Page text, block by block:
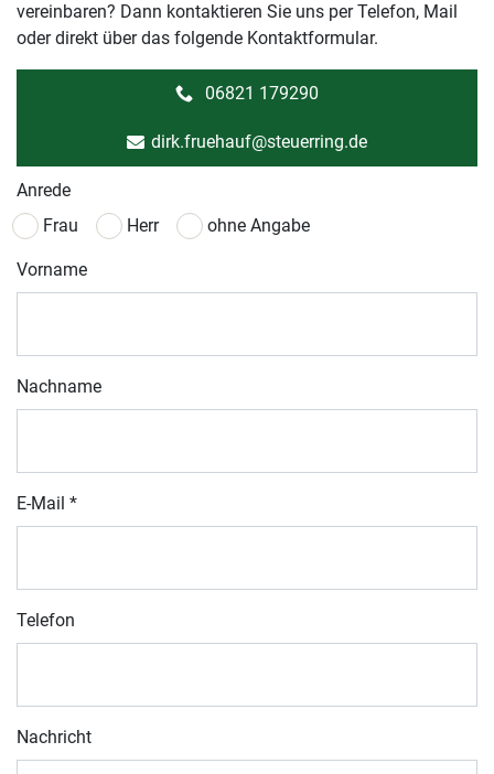
vereinbaren? Dann kontaktieren Sie uns per Telefon, Mail
oder direkt über das folgende Kontaktformular.
06821 179290
dirk.fruehauf@steuerring.de
Anrede
Frau
Herr ohne Angabe
Vorname
Nachname
E-Mail *
Telefon
Nachricht